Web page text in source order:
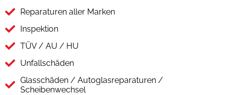
Reparaturen aller Marken
Inspektion
TÜV / AU / HU
Unfallschäden
Glasschäden / Autoglasreparaturen /
Scheibenwechsel